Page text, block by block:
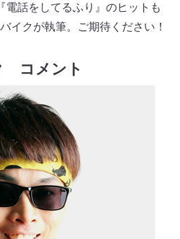
電話をしてるふり』のヒットも
イクが執筆。ご期待ください！
コメント